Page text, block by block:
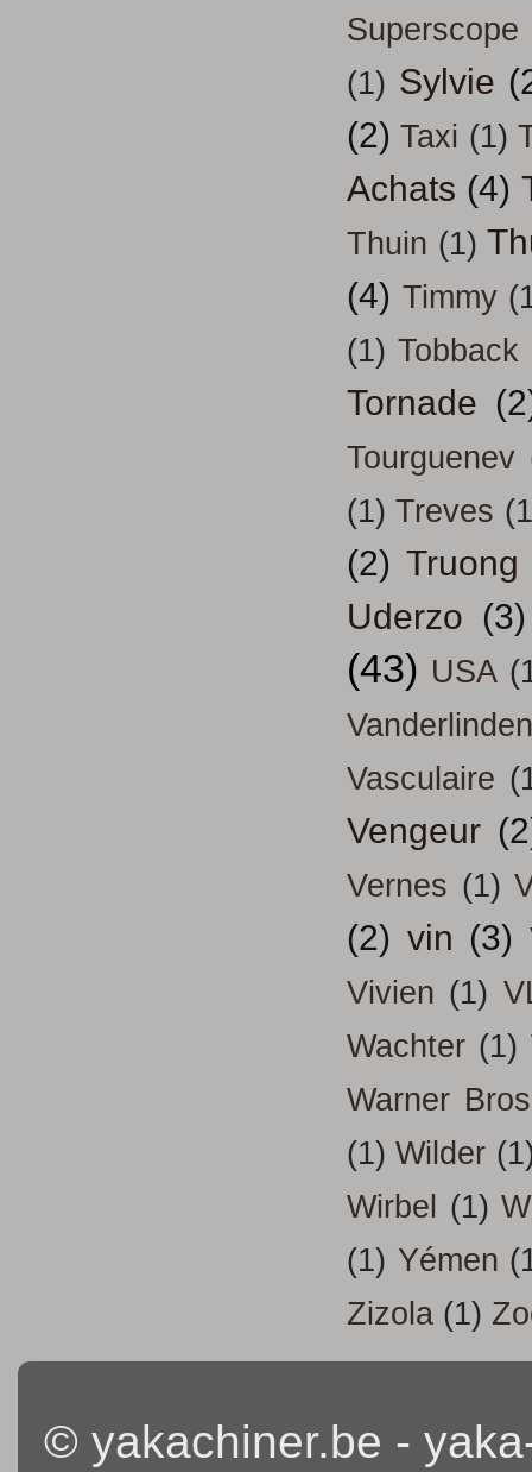
Superscope
(1) Sylvie
(2) Taxi (1)
Achats (4)
Thuin (1)
(4) Timmy
(1) Tobback
Tornade
Tourguenev
(1) Treves
(2) Truong
Uderzo (3)
(43) USA
Vanderlinden
Vasculaire
Vengeur
Vernes (1)
(2) vin (3)
Vivien (1)
Wachter (1)
Warner Bros
(1) Wilder
Wirbel
(1)
(1) Yémen
Zizola (1)
© yakachiner.be -